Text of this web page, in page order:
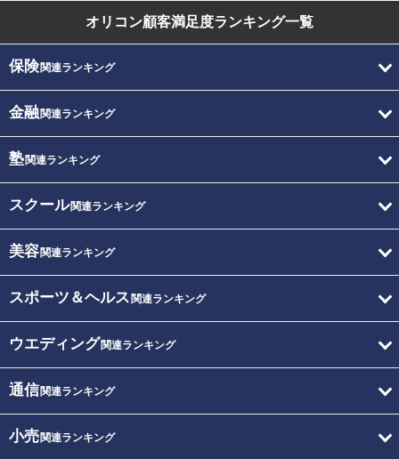
オリコン顧客満足度ランキング一覧
保険関連ランキング
金融関連ランキング
塾関連ランキング
スクール関連ランキング
美容関連ランキング
スポーツ＆ヘルス 関連ランキング
ウエディング関連ランキング
通信関連ランキング
小売関連ランキング